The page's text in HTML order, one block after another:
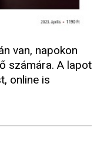
van, napokon
számára. A lapot
online is